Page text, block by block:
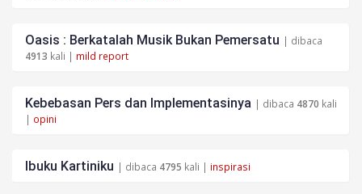
Oasis : Berkatalah Musik Bukan Pemersatu | dibaca
4913 kali | mild report
Kebebasan Pers dan Implementasinya | dibaca 4870 kali
| opini
Ibuku Kartiniku | dibaca 4795 kali | inspirasi